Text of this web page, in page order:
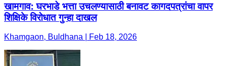
खामगाव: घरभाडे भत्ता उचलण्यासाठी बनावट कागदपत्रांचा वापर
शिक्षिके विरोधात गुन्हा दाखल
Khamgaon, Buldhana | Feb 18, 2026